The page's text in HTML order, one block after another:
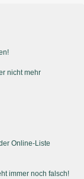
nicht mehr
Online-Liste
immer noch falsch!